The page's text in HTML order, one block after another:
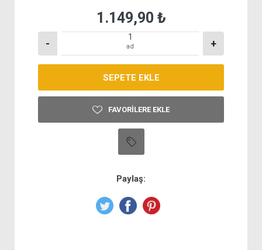
1.149,90 ₺
- ad +
FAVORILERE EKLE
Paylaş: